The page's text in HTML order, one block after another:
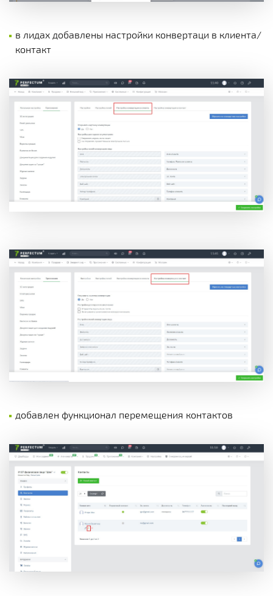
в лидах добавлены настройки конвертаци в клиента/
контакт
добавлен функционал перемещения контактов